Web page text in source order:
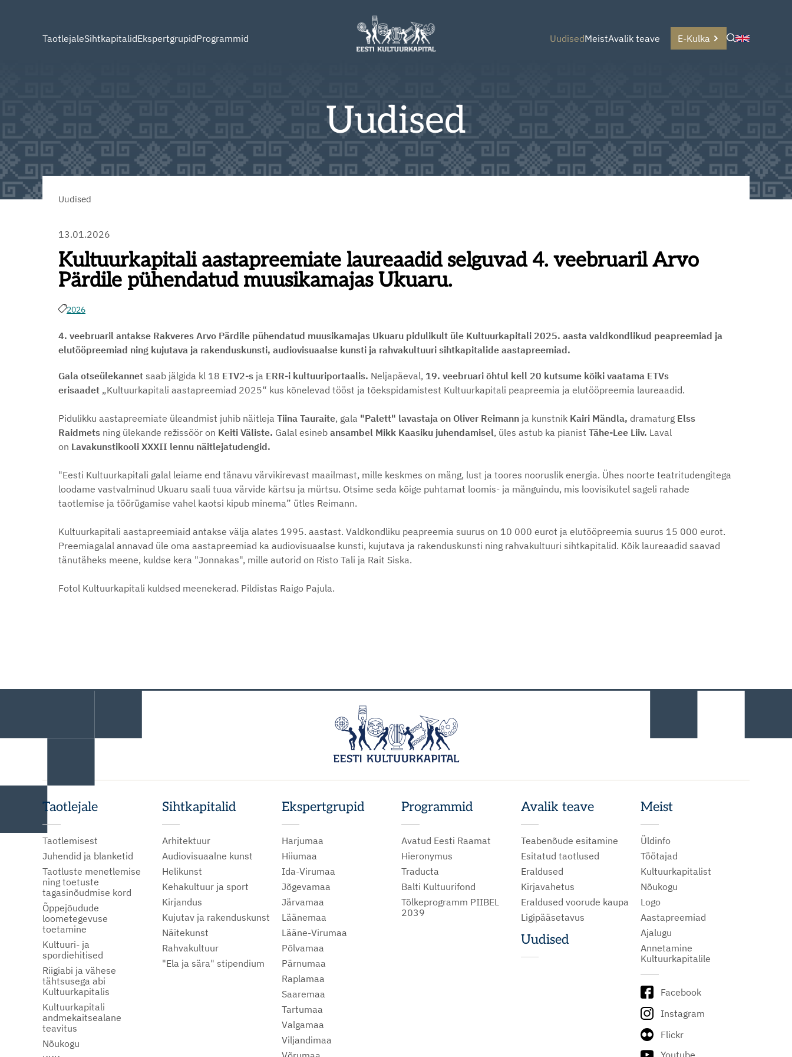
TaotlejaleSihtkapitalidEkspertgrupidProgrammid UudisedMeistAvalik teave E-Kulka
Uudised
Uudised
13.01.2026
Kultuurkapitali aastapreemiate laureaadid selguvad 4. veebruaril Arvo
Pärdile pühendatud muusikamajas Ukuaru.
2026
4. veebruaril antakse Rakveres Arvo Pärdile pühendatud muusikamajas Ukuaru pidulikult üle Kultuurkapitali 2025. aasta valdkondlikud peapreemiad ja
elutööpreemiad ning kujutava ja rakenduskunsti, audiovisuaalse kunsti ja rahvakultuuri sihtkapitalide aastapreemiad.
Gala otseülekannet saab jälgida kl 18 ETV2-s ja ERR-i kultuuriportaalis. Neljapäeval, 19. veebruari õhtul kell 20 kutsume kõiki vaatama ETVs
erisaadet „Kultuurkapitali aastapreemiad 2025“ kus kõnelevad tööst ja tõekspidamistest Kultuurkapitali peapreemia ja elutööpreemia laureaadid.
Pidulikku aastapreemiate üleandmist juhib näitleja Tiina Tauraite, gala "Palett" lavastaja on Oliver Reimann ja kunstnik Kairi Mändla, dramaturg Elss
Raidmets ning ülekande režissöör on Keiti Väliste. Galal esineb ansambel Mikk Kaasiku juhendamisel, üles astub ka pianist Tähe-Lee Liiv. Laval
on Lavakunstikooli XXXII lennu näitlejatudengid.
"Eesti Kultuurkapitali galal leiame end tänavu värvikirevast maailmast, mille keskmes on mäng, lust ja toores nooruslik energia. Ühes noorte teatritudengitega
loodame vastvalminud Ukuaru saali tuua värvide kärtsu ja mürtsu. Otsime seda kõige puhtamat loomis- ja mänguindu, mis loovisikutel sageli rahade
taotlemise ja töörügamise vahel kaotsi kipub minema” ütles Reimann.
Kultuurkapitali aastapreemiaid antakse välja alates 1995. aastast. Valdkondliku peapreemia suurus on 10 000 eurot ja elutööpreemia suurus 15 000 eurot.
Preemiagalal annavad üle oma aastapreemiad ka audiovisuaalse kunsti, kujutava ja rakenduskunsti ning rahvakultuuri sihtkapitalid. Kõik laureaadid saavad
tänutäheks meene, kuldse kera "Jonnakas", mille autorid on Risto Tali ja Rait Siska.
Fotol Kultuurkapitali kuldsed meenekerad. Pildistas Raigo Pajula.
Taotlejale
Taotlemisest
Juhendid ja blanketid
Taotluste menetlemise
ning toetuste
tagasinõudmise kord
Õppejõudude
loometegevuse
toetamine
Kultuuri- ja
spordiehitised
Riigiabi ja vähese
tähtsusega abi
Kultuurkapitalis
Kultuurkapitali
andmekaitsealane
teavitus
Nõukogu
Sihtkapitalid
Arhitektuur
Audiovisuaalne kunst
Helikunst
Kehakultuur ja sport
Kirjandus
Kujutav ja rakenduskunst
Näitekunst
Rahvakultuur
"Ela ja sära" stipendium
Ekspertgrupid
Harjumaa
Hiiumaa
Ida-Virumaa
Jõgevamaa
Järvamaa
Läänemaa
Lääne-Virumaa
Põlvamaa
Pärnumaa
Raplamaa
Saaremaa
Tartumaa
Valgamaa
Viljandimaa
Programmid
Avatud Eesti Raamat
Hieronymus
Traducta
Balti Kultuurifond
Tõlkeprogramm PIIBEL
2039
Avalik teave
Teabenõude esitamine
Esitatud taotlused
Eraldused
Kirjavahetus
Eraldused voorude kaupa
Ligipääsetavus
Uudised
Meist
Üldinfo
Töötajad
Kultuurkapitalist
Nõukogu
Logo
Aastapreemiad
Ajalugu
Annetamine
Kultuurkapitalile
Facebook
Instagram
Flickr
Youtube